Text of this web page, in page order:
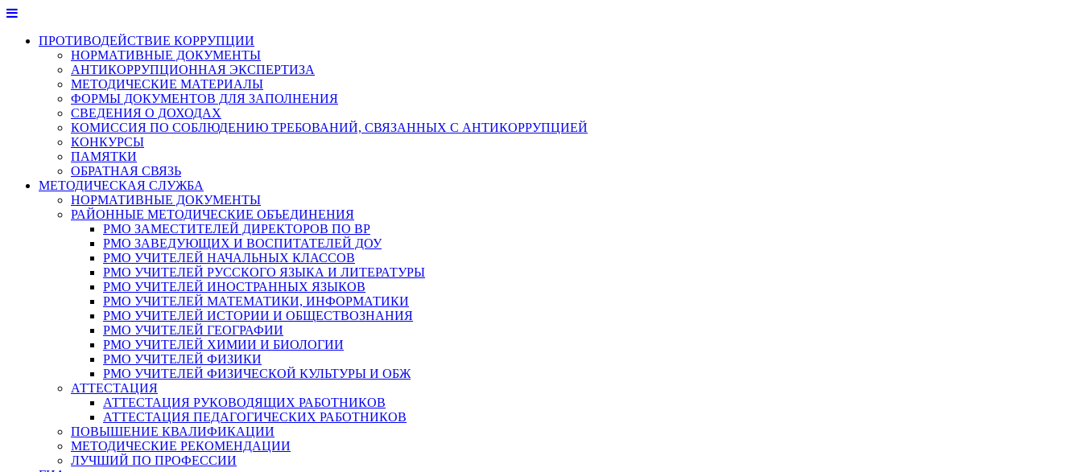
Перейти
содержимому
ПРОТИВОДЕЙСТВИЕ КОРРУПЦИИ
НОРМАТИВНЫЕ ДОКУМЕНТЫ
АНТИКОРРУПЦИОННАЯ ЭКСПЕРТИЗА
МЕТОДИЧЕСКИЕ МАТЕРИАЛЫ
ФОРМЫ ДОКУМЕНТОВ ДЛЯ ЗАПОЛНЕНИЯ
СВЕДЕНИЯ О ДОХОДАХ
КОМИССИЯ ПО СОБЛЮДЕНИЮ ТРЕБОВАНИЙ, СВЯЗАННЫХ С АНТИКОРРУПЦИЕЙ
КОНКУРСЫ
ПАМЯТКИ
ОБРАТНАЯ СВЯЗЬ
МЕТОДИЧЕСКАЯ СЛУЖБА
НОРМАТИВНЫЕ ДОКУМЕНТЫ
РАЙОННЫЕ МЕТОДИЧЕСКИЕ ОБЪЕДИНЕНИЯ
РМО ЗАМЕСТИТЕЛЕЙ ДИРЕКТОРОВ ПО ВР
РМО ЗАВЕДУЮЩИХ И ВОСПИТАТЕЛЕЙ ДОУ
РМО УЧИТЕЛЕЙ НАЧАЛЬНЫХ КЛАССОВ
РМО УЧИТЕЛЕЙ РУССКОГО ЯЗЫКА И ЛИТЕРАТУРЫ
РМО УЧИТЕЛЕЙ ИНОСТРАННЫХ ЯЗЫКОВ
РМО УЧИТЕЛЕЙ МАТЕМАТИКИ, ИНФОРМАТИКИ
РМО УЧИТЕЛЕЙ ИСТОРИИ И ОБЩЕСТВОЗНАНИЯ
РМО УЧИТЕЛЕЙ ГЕОГРАФИИ
РМО УЧИТЕЛЕЙ ХИМИИ И БИОЛОГИИ
РМО УЧИТЕЛЕЙ ФИЗИКИ
РМО УЧИТЕЛЕЙ ФИЗИЧЕСКОЙ КУЛЬТУРЫ И ОБЖ
АТТЕСТАЦИЯ
АТТЕСТАЦИЯ РУКОВОДЯЩИХ РАБОТНИКОВ
АТТЕСТАЦИЯ ПЕДАГОГИЧЕСКИХ РАБОТНИКОВ
ПОВЫШЕНИЕ КВАЛИФИКАЦИИ
МЕТОДИЧЕСКИЕ РЕКОМЕНДАЦИИ
ЛУЧШИЙ ПО ПРОФЕССИИ